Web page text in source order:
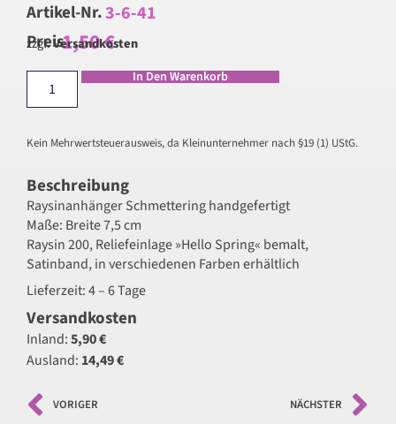
Artikel-Nr.3-6-41
Preis1,50€
zzgl.Versandkosten
In Den Warenkorb
Kein Mehrwertsteuerausweis, da Kleinunternehmer nach §19 (1) UStG.
Beschreibung
Raysinanhänger Schmettering handgefertigt
Maße: Breite 7,5 cm
Raysin 200, Reliefeinlage »Hello Spring« bemalt,
Satinband, in verschiedenen Farben erhältlich
Lieferzeit: 4 – 6 Tage
Versandkosten
Inland:5,90 €
Ausland: 14,49 €
VORIGER NÄCHSTER